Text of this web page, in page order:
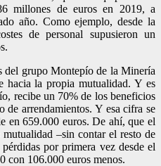
millones de euros en 2019, a
año. Como ejemplo, desde la
de personal supusieron un
del grupo Montepío de la Minería
hacia la propia mutualidad. Y es
recibe un 70% de los beneficios
de arrendamientos. Y esa cifra se
en 659.000 euros. De ahí, que el
–sin contar el resto de
por primera vez desde el
con 106.000 euros menos.